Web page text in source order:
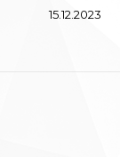
15.12.2023